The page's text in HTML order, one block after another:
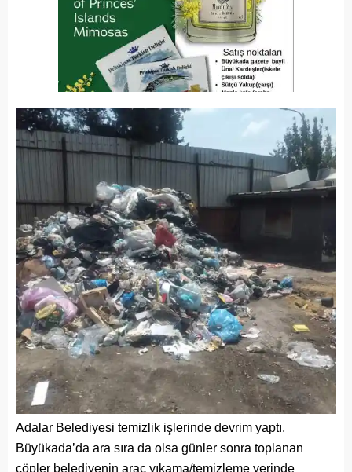
Adalar Belediyesi temizlik işlerinde devrim yaptı.
Büyükada’da ara sıra da olsa günler sonra toplanan
çöpler belediyenin araç yıkama/temizleme yerinde